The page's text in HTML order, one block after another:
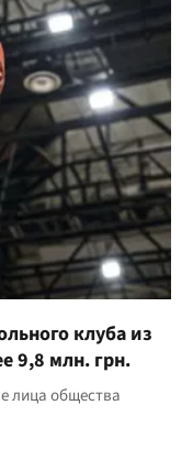
клуба из
9,8 млн. грн.
лица общества